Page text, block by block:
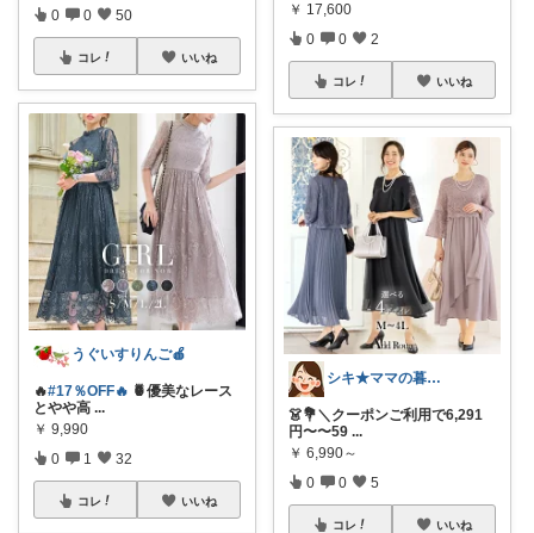
0 0 50
コレ いいね
うぐいすりんご🍎
🔥#17％OFF🔥 🍍優美なレース
とやや高 ...
￥ 9,990
0 1 32
コレ いいね
￥ 17,600
0 0 2
コレ いいね
シキ★ママの暮らし、キッズ
👗💐＼クーポンご利用で6,291
円〜〜59 ...
￥ 6,990～
0 0 5
コレ いいね